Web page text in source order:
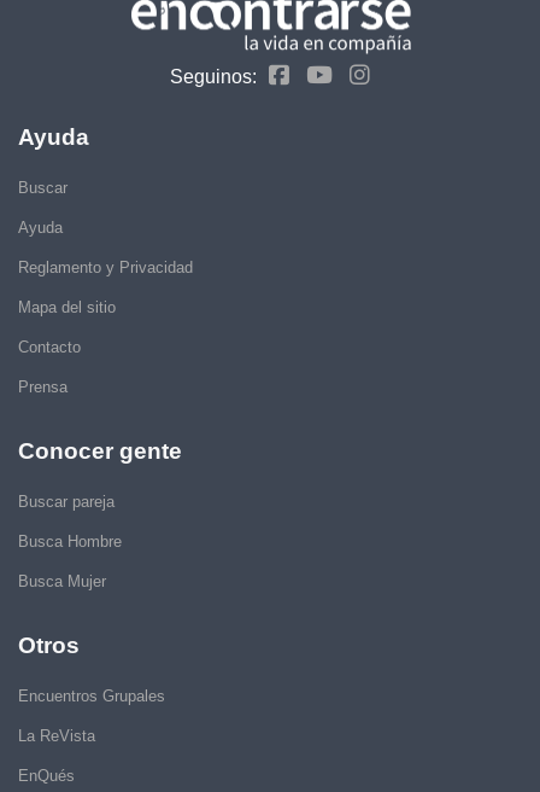
Seguinos:
Ayuda
Buscar
Ayuda
Reglamento y Privacidad
Mapa del sitio
Contacto
Prensa
Conocer gente
Buscar pareja
Busca Hombre
Busca Mujer
Otros
Encuentros Grupales
La ReVista
EnQués